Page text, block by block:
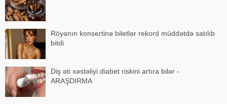
Röyanın konsertinə biletlər rekord müddətdə satılıb
bitdi
Diş əti xəstəliyi diabet riskini artıra bilər -
ARAŞDIRMA